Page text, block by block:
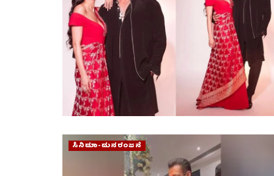
ಸಿನಿಮಾ-ಮನರಂಜನೆ